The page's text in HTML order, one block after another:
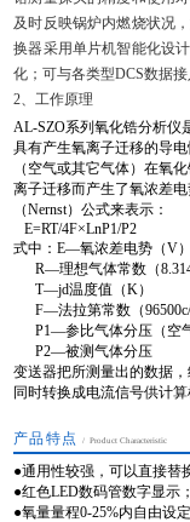
及时反映锅炉内燃烧状况
换器采用单片机智能化设
化；可与各类型DCS数据
2、工作原理
AL-SZO系列氧化锆分析仪
具有产生氧离子迁移的导
（空气或其它气体）在氧
离子迁移而产生了氧浓差
（Nernst）公式来表示：
E=RT/4F×LnP1/P2
式中：E—氧浓差电势（V）
R—理想气体常数（
T—jd温度值（K）
F—法拉第常数（96500c/
P1—参比气体分压（空气
P2—被测气体分压
变送器把所测量出的数据
同时转换成电流信号供计算
产品特点 / Product Characteristic
●通用性较强，可以直接替
●红色LED数码管数字显示；
●氧量量程0-25%内自由设